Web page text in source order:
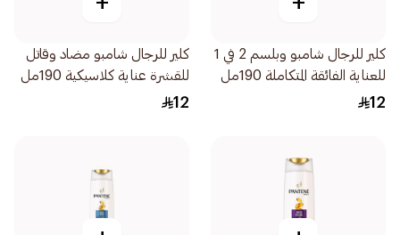
كلير للرجال شامبو وبلسم 2 في 1
للعناية الفائقة المتكاملة 190مل
12
كلير للرجال شامبو مضاد وقاتل
للقشرة عناية كلاسيكية 190مل
12